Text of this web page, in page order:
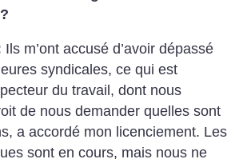
?
Ils m’ont accusé d’avoir dépassé
syndicales, ce qui est
du travail, dont nous
de nous demander quelles sont
a accordé mon licenciement. Les
sont en cours, mais nous ne